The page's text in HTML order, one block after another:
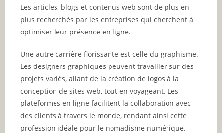
Les articles, blogs et contenus web sont de plus en
plus recherchés par les entreprises qui cherchent à
optimiser leur présence en ligne.
Une autre carrière florissante est celle du graphisme.
Les designers graphiques peuvent travailler sur des
projets variés, allant de la création de logos à la
conception de sites web, tout en voyageant. Les
plateformes en ligne facilitent la collaboration avec
des clients à travers le monde, rendant ainsi cette
profession idéale pour le nomadisme numérique.